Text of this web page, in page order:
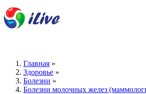
Главная »
Здоровье »
Болезни »
Болезни молочных желез